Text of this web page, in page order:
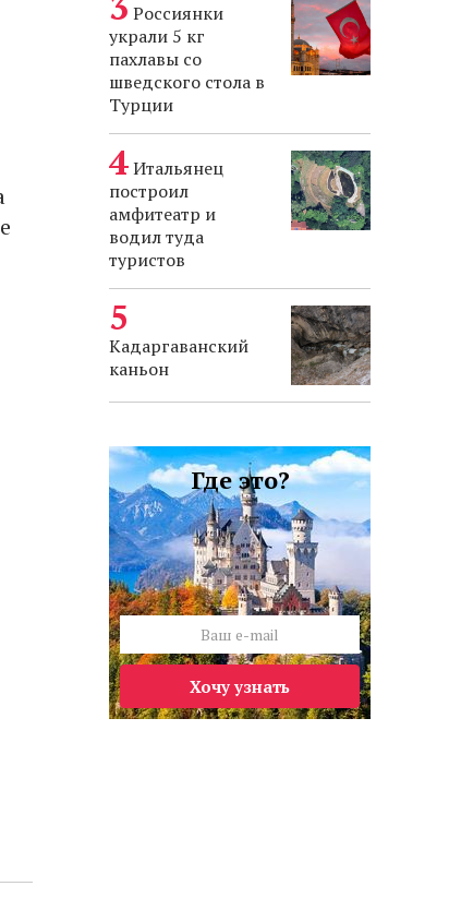
Россиянки
украли 5 кг
пахлавы со
шведского стола в
Турции
Итальянец
построил
амфитеатр и
водил туда
туристов
Кадаргаванский
каньон
Где это?
Хочу узнать